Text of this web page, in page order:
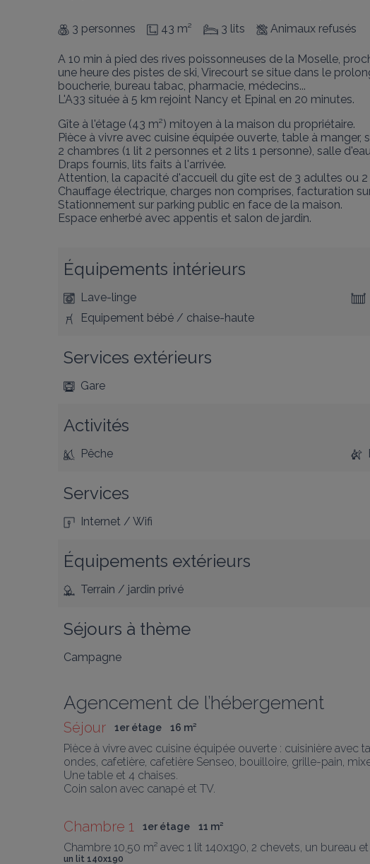
3 personnes 43 m² 3 lits Animaux refusés
A 10 min à pied des rives poissonneuses de la Moselle,
une heure des pistes de ski, Virecourt se situe dans le
boucherie, bureau tabac, pharmacie, médecins...
L'A33 située à 5 km rejoint Nancy et Epinal en 20 minutes.
Gîte à l'étage (43 m²) mitoyen à la maison du propriétaire.
Pièce à vivre avec cuisine équipée ouverte, table à manger,
2 chambres (1 lit 2 personnes et 2 lits 1 personne), salle
Draps fournis, lits faits à l'arrivée.
Attention, la capacité d'accueil du gîte est de 3 adultes ou
Chauffage électrique, charges non comprises, facturation
Stationnement sur parking public en face de la maison.
Espace enherbé avec appentis et salon de jardin.
Équipements intérieurs
Lave-linge
Equipement bébé / chaise-haute
Services extérieurs
Gare
Activités
Pêche
Services
Internet / Wifi
Équipements extérieurs
Terrain / jardin privé
Séjours à thème
Campagne
Agencement de l’hébergement
Séjour 1er étage 16 m²
Pièce à vivre avec cuisine équipée ouverte : cuisinière
ondes, cafetière, cafetière Senseo, bouilloire, grille-pain,
Une table et 4 chaises.
Coin salon avec canapé et TV.
Chambre 1 1er étage 11 m²
Chambre 10,50 m² avec 1 lit 140x190, 2 chevets, un bureau
un lit 140x190